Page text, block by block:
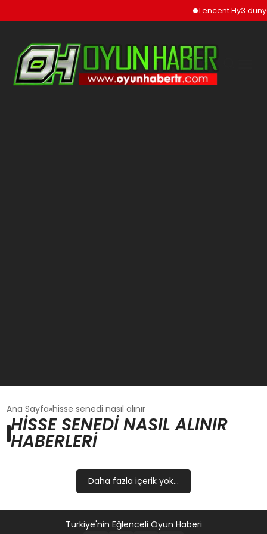
Tencent Hy3
GÜNCEL
OYUN HABERLERI
EĞITIM
Ana Sayfa hisse senedi nasıl alınır
HISSE SENEDI NASIL ALINIR
HABERLERI
Daha fazla içerik yok...
Türkiye'nin Eğlenceli Oyun Haberi